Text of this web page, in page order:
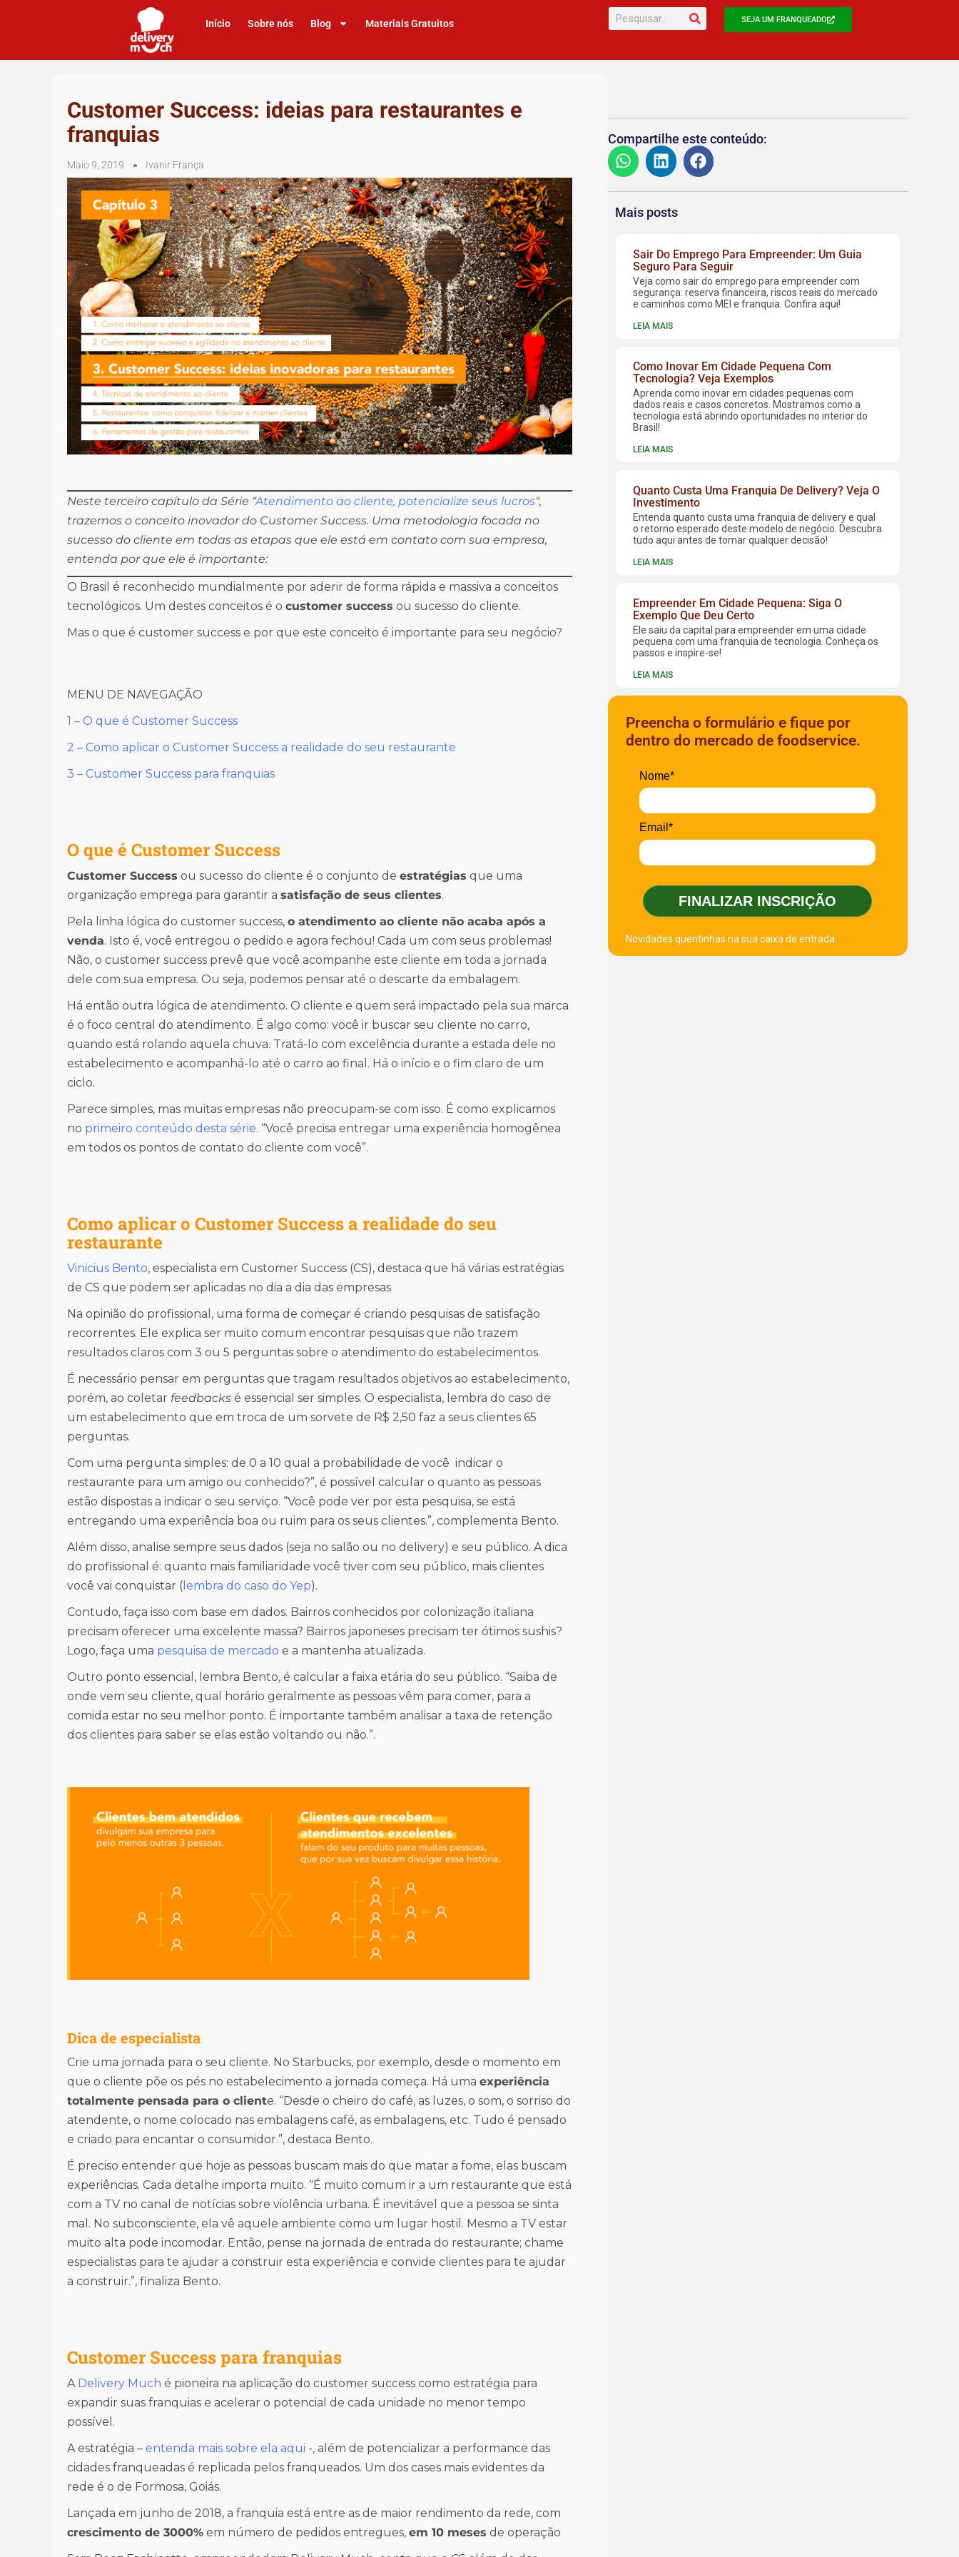
Início Sobre nós Blog Materiais Gratuitos SEJA UM FRANQUEADO
Customer Success: ideias para restaurantes e
franquias
Maio 9, 2019 Ivanir França
Neste terceiro capítulo da Série “Atendimento ao cliente, potencialize seus lucros“,
trazemos o conceito inovador do Customer Success. Uma metodologia focada no
sucesso do cliente em todas as etapas que ele está em contato com sua empresa,
entenda por que ele é importante:
O Brasil é reconhecido mundialmente por aderir de forma rápida e massiva a conceitos
tecnológicos. Um destes conceitos é o customer success ou sucesso do cliente.
Mas o que é customer success e por que este conceito é importante para seu negócio?
MENU DE NAVEGAÇÃO
1 – O que é Customer Success
2 – Como aplicar o Customer Success a realidade do seu restaurante
3 – Customer Success para franquias
O que é Customer Success
Customer Success ou sucesso do cliente é o conjunto de estratégias que uma
organização emprega para garantir a satisfação de seus clientes.
Pela linha lógica do customer success, o atendimento ao cliente não acaba após a
venda. Isto é, você entregou o pedido e agora fechou! Cada um com seus problemas!
Não, o customer success prevê que você acompanhe este cliente em toda a jornada
dele com sua empresa. Ou seja, podemos pensar até o descarte da embalagem.
Há então outra lógica de atendimento. O cliente e quem será impactado pela sua marca
é o foco central do atendimento. É algo como: você ir buscar seu cliente no carro,
quando está rolando aquela chuva. Tratá-lo com excelência durante a estada dele no
estabelecimento e acompanhá-lo até o carro ao final. Há o início e o fim claro de um
ciclo.
Parece simples, mas muitas empresas não preocupam-se com isso. É como explicamos
no primeiro conteúdo desta série. “Você precisa entregar uma experiência homogênea
em todos os pontos de contato do cliente com você”.
Como aplicar o Customer Success a realidade do seu
restaurante
Vinicius Bento, especialista em Customer Success (CS), destaca que há várias estratégias
de CS que podem ser aplicadas no dia a dia das empresas
Na opinião do profissional, uma forma de começar é criando pesquisas de satisfação
recorrentes. Ele explica ser muito comum encontrar pesquisas que não trazem
resultados claros com 3 ou 5 perguntas sobre o atendimento do estabelecimentos.
É necessário pensar em perguntas que tragam resultados objetivos ao estabelecimento,
porém, ao coletar feedbacks é essencial ser simples. O especialista, lembra do caso de
um estabelecimento que em troca de um sorvete de R$ 2,50 faz a seus clientes 65
perguntas.
Com uma pergunta simples: de 0 a 10 qual a probabilidade de você indicar o
restaurante para um amigo ou conhecido?”, é possível calcular o quanto as pessoas
estão dispostas a indicar o seu serviço. “Você pode ver por esta pesquisa, se está
entregando uma experiência boa ou ruim para os seus clientes.”, complementa Bento.
Além disso, analise sempre seus dados (seja no salão ou no delivery) e seu público. A dica
do profissional é: quanto mais familiaridade você tiver com seu público, mais clientes
você vai conquistar ( lembra do caso do Yep).
Contudo, faça isso com base em dados. Bairros conhecidos por colonização italiana
precisam oferecer uma excelente massa? Bairros japoneses precisam ter ótimos sushis?
Logo, faça uma pesquisa de mercado e a mantenha atualizada.
Outro ponto essencial, lembra Bento, é calcular a faixa etária do seu público. “Saiba de
onde vem seu cliente, qual horário geralmente as pessoas vêm para comer, para a
comida estar no seu melhor ponto. É importante também analisar a taxa de retenção
dos clientes para saber se elas estão voltando ou não.”.
Dica de especialista
Crie uma jornada para o seu cliente. No Starbucks, por exemplo, desde o momento em
que o cliente põe os pés no estabelecimento a jornada começa. Há uma experiência
totalmente pensada para o cliente. “Desde o cheiro do café, as luzes, o som, o sorriso do
atendente, o nome colocado nas embalagens café, as embalagens, etc. Tudo é pensado
e criado para encantar o consumidor.”, destaca Bento.
É preciso entender que hoje as pessoas buscam mais do que matar a fome, elas buscam
experiências. Cada detalhe importa muito. “É muito comum ir a um restaurante que está
com a TV no canal de notícias sobre violência urbana. É inevitável que a pessoa se sinta
mal. No subconsciente, ela vê aquele ambiente como um lugar hostil. Mesmo a TV estar
muito alta pode incomodar. Então, pense na jornada de entrada do restaurante; chame
especialistas para te ajudar a construir esta experiência e convide clientes para te ajudar
a construir.”, finaliza Bento.
Customer Success para franquias
A Delivery Much é pioneira na aplicação do customer success como estratégia para
expandir suas franquias e acelerar o potencial de cada unidade no menor tempo
possível.
A estratégia – entenda mais sobre ela aqui -, além de potencializar a performance das
cidades franqueadas é replicada pelos franqueados. Um dos cases mais evidentes da
rede é o de Formosa, Goiás.
Lançada em junho de 2018, a franquia está entre as de maior rendimento da rede, com
crescimento de 3000% em número de pedidos entregues, em 10 meses de operação
Compartilhe este conteúdo:
Mais posts
Sair Do Emprego Para Empreender: Um Guia
Seguro Para Seguir
Veja como sair do emprego para empreender com
segurança: reserva financeira, riscos reais do mercado
e caminhos como MEI e franquia. Confira aqui!
LEIA MAIS
Como Inovar Em Cidade Pequena Com
Tecnologia? Veja Exemplos
Aprenda como inovar em cidades pequenas com
dados reais e casos concretos. Mostramos como a
tecnologia está abrindo oportunidades no interior do
Brasil!
LEIA MAIS
Quanto Custa Uma Franquia De Delivery? Veja O
Investimento
Entenda quanto custa uma franquia de delivery e qual
o retorno esperado deste modelo de negócio. Descubra
tudo aqui antes de tomar qualquer decisão!
LEIA MAIS
Empreender Em Cidade Pequena: Siga O
Exemplo Que Deu Certo
Ele saiu da capital para empreender em uma cidade
pequena com uma franquia de tecnologia. Conheça os
passos e inspire-se!
LEIA MAIS
Preencha o formulário e fique por
dentro do mercado de foodservice.
Nome*
Email*
FINALIZAR INSCRIÇÃO
Novidades quentinhas na sua caixa de entrada.